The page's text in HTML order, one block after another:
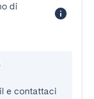
di
e contattaci